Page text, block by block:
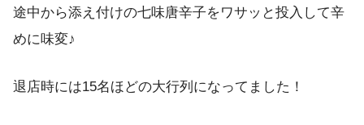
途中から添え付けの七味唐辛子をワサッと投入して辛
めに味変♪
退店時には15名ほどの大行列になってました！